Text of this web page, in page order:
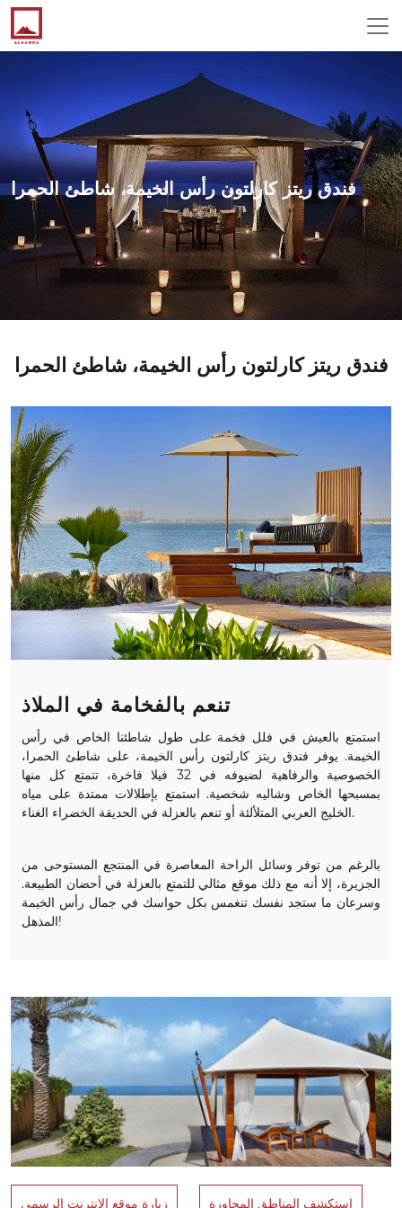
فندق ريتز كارلتون رأس الخيمة، شاطئ الحمرا
فندق ريتز كارلتون رأس الخيمة، شاطئ الحمرا
تنعم بالفخامة في الملاذ
استمتع بالعيش في فلل فخمة على طول شاطئنا الخاص في رأس
الخيمة. يوفر فندق ريتز كارلتون رأس الخيمة، على شاطئ الحمرا،
الخصوصية والرفاهية لضيوفه في 32 فيلا فاخرة، تتمتع كل منها
بمسبحها الخاص وشاليه شخصية. استمتع بإطلالات ممتدة على مياه
الخليج العربي المتلألئة أو تنعم بالعزلة في الحديقة الخضراء الغناء.
بالرغم من توفر وسائل الراحة المعاصرة في المنتجع المستوحى من
الجزيرة، إلا أنه مع ذلك موقع مثالي للتمتع بالعزلة في أحضان الطبيعة.
وسرعان ما ستجد نفسك تنغمس بكل حواسك في جمال رأس الخيمة
المذهل!
Previous Next
زيارة موقع الإنترنت الرسمي استكشف المناطق المجاورة